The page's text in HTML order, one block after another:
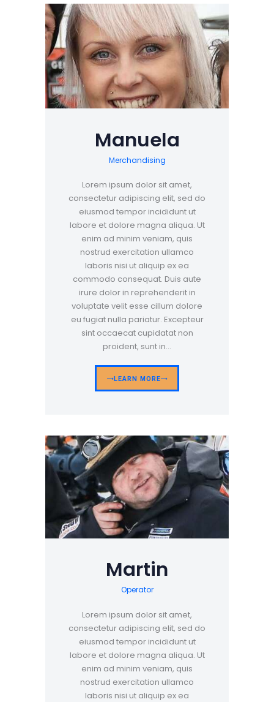
Manuela
Merchandising
Lorem ipsum dolor sit amet,
consectetur adipiscing elit, sed do
eiusmod tempor incididunt ut
labore et dolore magna aliqua. Ut
enim ad minim veniam, quis
nostrud exercitation ullamco
laboris nisi ut aliquip ex ea
commodo consequat. Duis aute
irure dolor in reprehenderit in
voluptate velit esse cillum dolore
eu fugiat nulla pariatur. Excepteur
sint occaecat cupidatat non
proident, sunt in…
LEARN MORE
Martin
Operator
Lorem ipsum dolor sit amet,
consectetur adipiscing elit, sed do
eiusmod tempor incididunt ut
labore et dolore magna aliqua. Ut
enim ad minim veniam, quis
nostrud exercitation ullamco
laboris nisi ut aliquip ex ea